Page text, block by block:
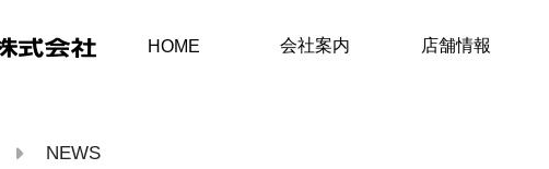
HOME 会社案内 店舗情報
NEWS